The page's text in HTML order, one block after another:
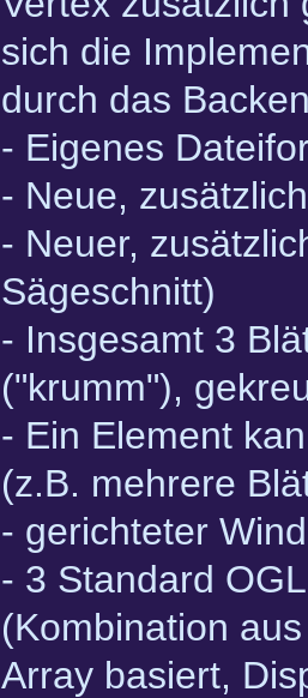
sich die
durch das
- Eigenes
- Neue,
- Neuer,
Sägeschnitt)
- Insgesamt 3
("krumm"),
- Ein Element
(z.B. mehrere
- gerichteter
- 3 Standard
(Kombination
Array basiert,